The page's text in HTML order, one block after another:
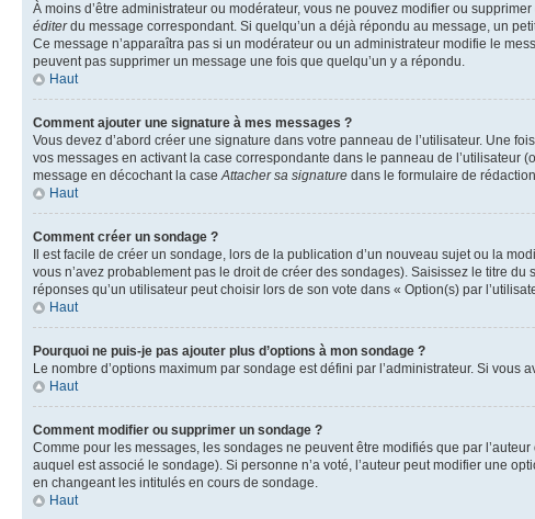
À moins d’être administrateur ou modérateur, vous ne pouvez modifier ou
éditerdu message correspondant. Si quelqu’un a déjà répondu au message, un
Ce message n’apparaîtra pas si un modérateur ou un administrateur modifie le
peuvent pas supprimer un message une fois que quelqu’un y a répondu.
Haut
Comment ajouter une signature à mes messages ?
Vous devez d’abord créer une signature dans votre panneau de l’utilisateur. Une
vos messages en activant la case correspondante dans le panneau de l’utilisateur
message en décochant la caseAttacher sa signature dans le formulaire de
Haut
Comment créer un sondage ?
Il est facile de créer un sondage, lors de la publication d’un nouveau sujet ou la
vous n’avez probablement pas le droit de créer des sondages). Saisissez le titre
réponses qu’un utilisateur peut choisir lors de son vote dans « Option(s) par
Haut
Pourquoi ne puis-je pas ajouter plus d’options à mon sondage ?
Le nombre d’options maximum par sondage est défini par l’administrateur. Si vous
Haut
Comment modifier ou supprimer un sondage ?
Comme pour les messages, les sondages ne peuvent être modifiés que par
auquel est associé le sondage). Si personne n’a voté, l’auteur peut modifier une
en changeant les intitulés en cours de sondage.
Haut